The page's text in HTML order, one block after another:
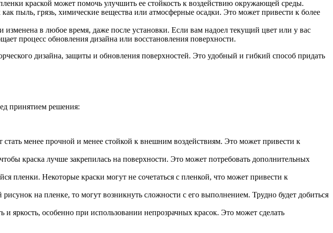
краской может помочь улучшить ее стойкость к воздействию окружающей среды.
пыль, грязь, химические вещества или атмосферные осадки. Это может привести к более
в любое время, даже после установки. Если вам надоел текущий цвет или у вас
процесс обновления дизайна или восстановления поверхности.
дизайна, защиты и обновления поверхностей. Это удобный и гибкий способ придать
принятием решения:
менее прочной и менее стойкой к внешним воздействиям. Это может привести к
краска лучше закрепилась на поверхности. Это может потребовать дополнительных
пленки. Некоторые краски могут не сочетаться с пленкой, что может привести к
на пленке, то могут возникнуть сложности с его выполнением. Трудно будет добиться
яркость, особенно при использовании непрозрачных красок. Это может сделать